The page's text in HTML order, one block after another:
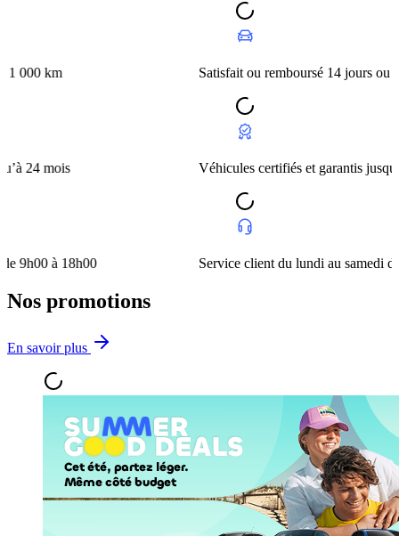
18h00
Satisfait ou remboursé 14 jours ou 1 000 km
Véhicules certifiés et garantis jusqu’à 24
Service client du lundi au samedi de 9h00 à
Nos promotions
En savoir plus